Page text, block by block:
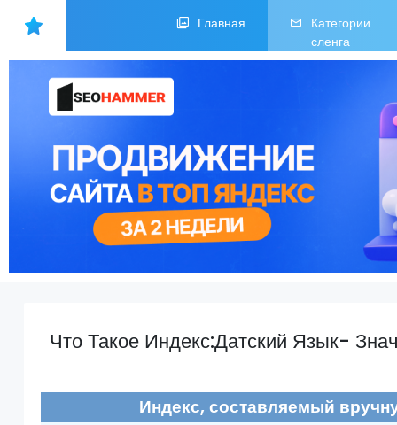
Главная
Категории
сленга
Что Такое Индекс:Датский Язык-
Индекс, составляемый